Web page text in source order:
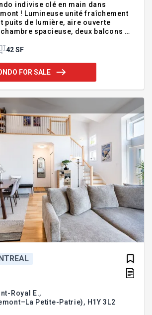
indivise clé en main dans
! Lumineuse unité fraîchement
puits de lumière, aire ouverte
spacieuse, deux balcons et
station de métro Jean-Talon--
épiceries, parcs de la
du Jardin botanique et
manquer ! QUARTIER -
- F
42 SF
FOR SALE
Royal E.,
Petite-Patrie), H1Y 3L2